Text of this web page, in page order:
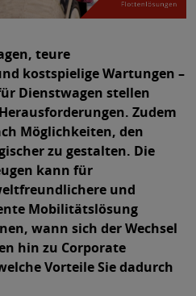
teure
kostspielige Wartungen –
Dienstwagen stellen
Zudem
Möglichkeiten, den
zu gestalten. Die
kann für
und
Mobilitätslösung
wann sich der Wechsel
hin zu Corporate
Vorteile Sie dadurch